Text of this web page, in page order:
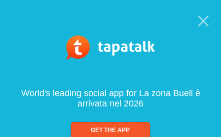
World's leading social app for La zona Buell è
arrivata nel 2026
GET THE APP